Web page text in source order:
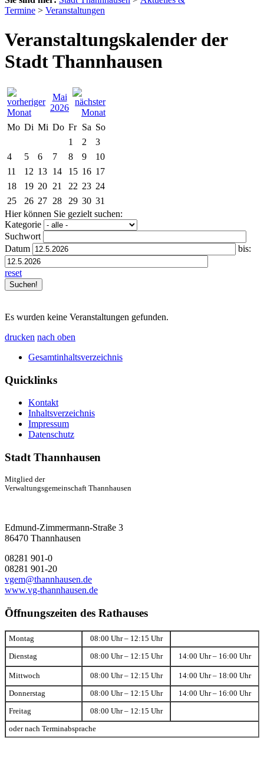
Termine > Veranstaltungen
Veranstaltungskalender der
Stadt Thannhausen
Mai
2026
Mo Di Mi Do Fr Sa So
1
2
3
4
5 6 7 8 9
10
11
12 13 14 15 16 17
18
19 20 21 22 23 24
25
26 27 28 29 30 31
Hier können Sie gezielt suchen:
Kategorie
Suchwort
Datum
bis:
reset
Es wurden keine Veranstaltungen gefunden.
drucken nach oben
Gesamtinhaltsverzeichnis
Quicklinks
Kontakt
Inhaltsverzeichnis
Impressum
Datenschutz
Stadt Thannhausen
Mitglied der
Verwaltungsgemeinschaft Thannhausen
Edmund-Zimmermann-Straße 3
86470 Thannhausen
08281 901-0
08281 901-20
vgem@thannhausen.de
www.vg-thannhausen.de
Öffnungszeiten des Rathauses
Montag 08:00 Uhr – 12:15 Uhr
Dienstag 08:00 Uhr – 12:15 Uhr 14:00 Uhr – 16:00 Uhr
Mittwoch 08:00 Uhr – 12:15 Uhr 14:00 Uhr – 18:00 Uhr
Donnerstag 08:00 Uhr – 12:15 Uhr 14:00 Uhr – 16:00 Uhr
Freitag 08:00 Uhr – 12:15 Uhr
oder nach Terminabsprache